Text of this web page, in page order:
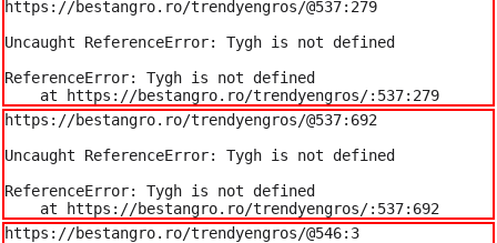
https://bestangro.ro/trendyengros/@537:279
Uncaught ReferenceError: Tygh is not defined
ReferenceError: Tygh is not defined
    at https://bestangro.ro/trendyengros/:537:279
https://bestangro.ro/trendyengros/@537:692
Uncaught ReferenceError: Tygh is not defined
ReferenceError: Tygh is not defined
    at https://bestangro.ro/trendyengros/:537:692
https://bestangro.ro/trendyengros/@546:3